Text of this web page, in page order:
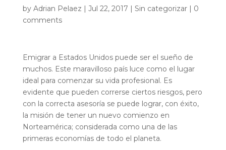
by Adrian Pelaez | Jul 22, 2017 | Sin categorizar| 0
comments
Emigrar a Estados Unidos puede ser el sueño de
muchos. Este maravilloso país luce como el lugar
ideal para comenzar su vida profesional. Es
evidente que pueden correrse ciertos riesgos, pero
con la correcta asesoría se puede lograr, con éxito,
la misión de tener un nuevo comienzo en
Norteamérica; considerada como una de las
primeras economías de todo el planeta.